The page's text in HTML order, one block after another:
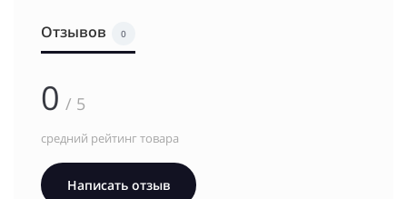
Отзывов 0
0 / 5
средний рейтинг товара
Написать отзыв